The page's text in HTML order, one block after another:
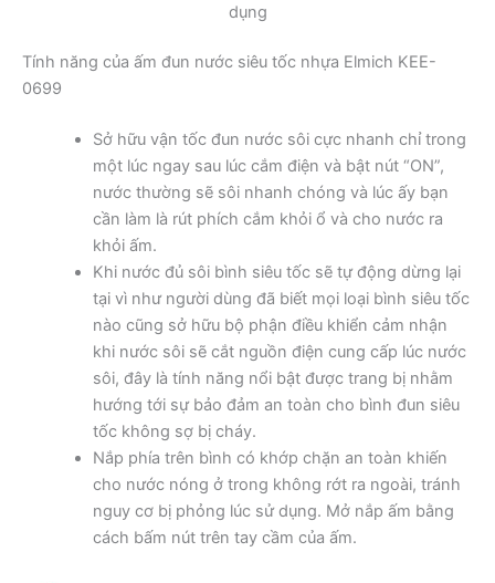
dụng
Tính năng của ấm đun nước siêu tốc nhựa Elmich KEE-
0699
Sở hữu vận tốc đun nước sôi cực nhanh chỉ trong
một lúc ngay sau lúc cắm điện và bật nút “ON”,
nước thường sẽ sôi nhanh chóng và lúc ấy bạn
cần làm là rút phích cắm khỏi ổ và cho nước ra
khỏi ấm.
Khi nước đủ sôi bình siêu tốc sẽ tự động dừng lại
tại vì như người dùng đã biết mọi loại bình siêu tốc
nào cũng sở hữu bộ phận điều khiển cảm nhận
khi nước sôi sẽ cắt nguồn điện cung cấp lúc nước
sôi, đây là tính năng nổi bật được trang bị nhằm
hướng tới sự bảo đảm an toàn cho bình đun siêu
tốc không sợ bị cháy.
Nắp phía trên bình có khớp chặn an toàn khiến
cho nước nóng ở trong không rớt ra ngoài, tránh
nguy cơ bị phỏng lúc sử dụng. Mở nắp ấm bằng
cách bấm nút trên tay cầm của ấm.